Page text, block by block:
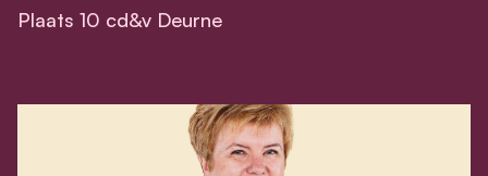
Plaats 10 cd&v Deurne